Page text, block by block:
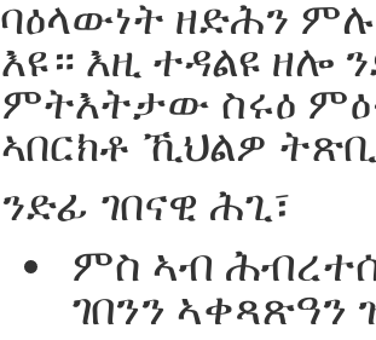
ባዕላውነት ዘድሕን
እዩ። እዚ ተዳልዩ ዘሎ
ምትእትታው ስሩዕ
ኣበርክቶ ኺህልዎ
ንድፊ ገበናዊ ሕጊ፣
ምስ ኣብ
ገበንን ኣቀጻጽዓን